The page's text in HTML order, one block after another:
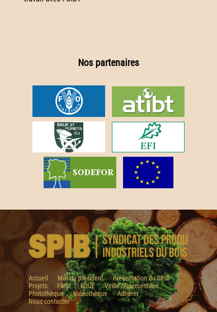
Nos partenaires
Accueil Mot du président
Présentation du SPIB
Projets
Flegt RDUE
Veille réglementaire
Photothèque
Vidéothèque
Adhérer
Nous contacter